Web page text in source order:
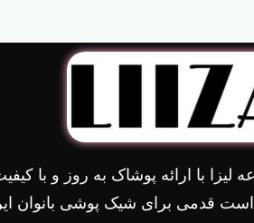
لیزا با ارائه پوشاک به روز و با
قدمی برای شیک پوشی بانوان